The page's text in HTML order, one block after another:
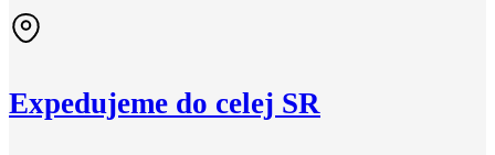
Expedujeme do celej SR